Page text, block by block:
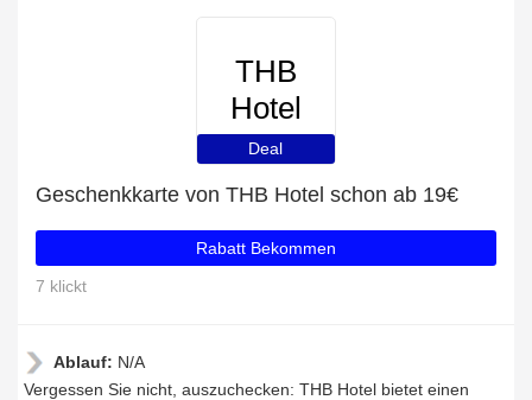
THB
Hotel
Deal
Geschenkkarte von THB Hotel schon ab 19€
Rabatt Bekommen
7 klickt
Ablauf: N/A
Vergessen Sie nicht, auszuchecken: THB Hotel bietet einen